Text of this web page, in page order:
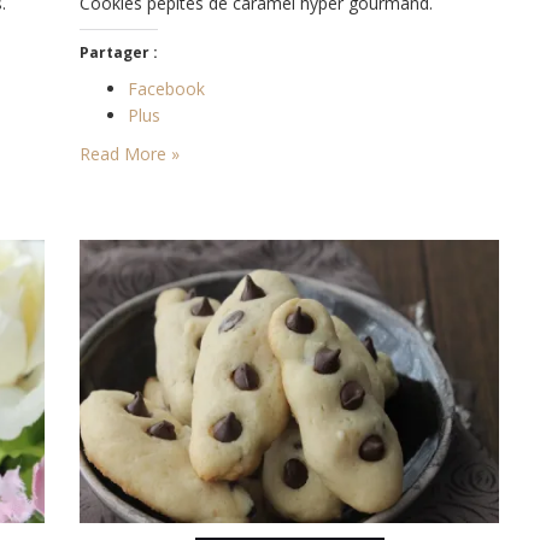
Partager :
Facebook
Plus
Read More »